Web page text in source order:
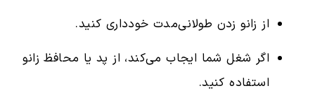
از زانو زدن طولانی‌مدت خودداری کنید.
اگر شغل شما ایجاب می‌کند، از پد یا محافظ زانو
استفاده کنید.